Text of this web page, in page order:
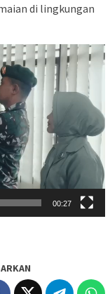
di lingkungan
00:27